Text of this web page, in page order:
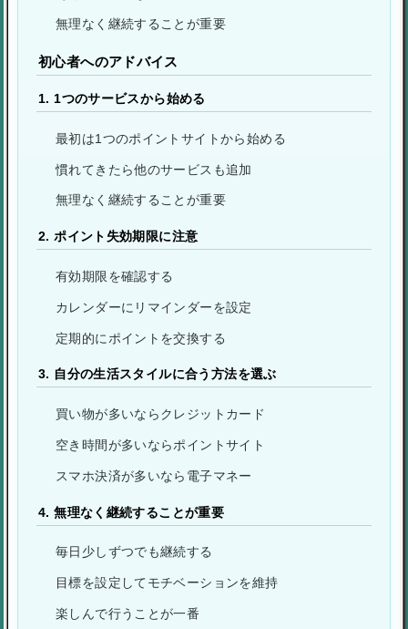
無理なく継続することが重要
初心者へのアドバイス
1. 1つのサービスから始める
最初は1つのポイントサイトから始める
慣れてきたら他のサービスも追加
無理なく継続することが重要
2. ポイント失効期限に注意
有効期限を確認する
カレンダーにリマインダーを設定
定期的にポイントを交換する
3. 自分の生活スタイルに合う方法を選ぶ
買い物が多いならクレジットカード
空き時間が多いならポイントサイト
スマホ決済が多いなら電子マネー
4. 無理なく継続することが重要
毎日少しずつでも継続する
目標を設定してモチベーションを維持
楽しんで行うことが一番